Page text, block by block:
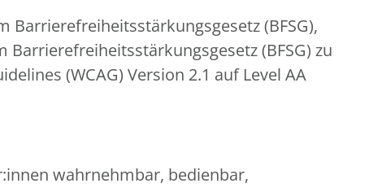
(BFSG),
Barrierefreiheitsstärkungsgesetz (BFSG) zu
(WCAG) Version 2.1 auf Level AA
wahrnehmbar, bedienbar,